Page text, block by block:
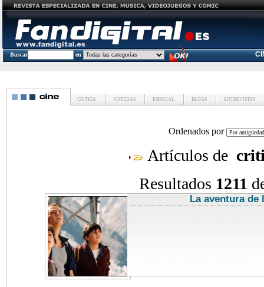
Buscar en
CRITICA NOTICIAS ESPECIAL BLOGS ENTREVISTAS
Ordenados por
Artículos de
Resultados 1211
La aventura de